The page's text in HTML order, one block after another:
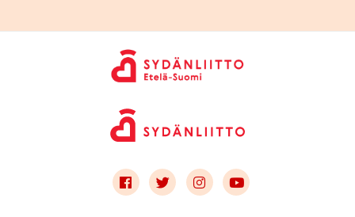
Link to facebook
Link to twitter
Link to instagram
Link to youtube